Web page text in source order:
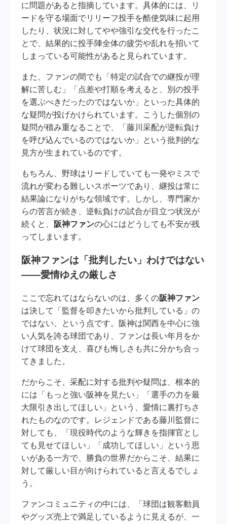
に問題があると指摘しています。具体的には、リ
ードを守る場面でリリーフ投手を酷使気味に起用
したり、状況に対してやや強引な交代を行ったこ
とで、結果的に投手陣全体の疲労や乱れを招いて
しまっている可能性があると見られています。
また、ファンの間でも「特定の試合での継投が理
解に苦しむ」「点差や打順を考えると、別の投手
を選ぶべきだったのではないか」といった具体的
な疑問が投げかけられています。こうした個別の
疑問が積み重なることで、「藤川采配が逆転負け
を呼び込んでいるのではないか」という批判的な
見方が生まれているのです。
もちろん、野球はリードしていても一発やミスで
流れが変わる難しいスポーツであり、継投は常に
結果論になりがちな領域です。しかし、専門家か
らの苦言が続き、逆転負けの試合が目立つ状況が
続くと、 阪神ファンの心にはどうしても不安が残
ってしまいます。
阪神ファンは「批判したい」わけではない
――愛情ゆえの厳しさ
ここで忘れてはならないのは、多くの阪神ファン
は決して「監督を叩きたいから批判している」の
ではない、という点です。阪神は関西を中心に強
い人気を誇る球団であり、ファンは長い年月をか
けて球団を支え、喜びも悔しさも共に分かち合っ
てきました。
だからこそ、采配に対する批判や疑問は、根本的
には「もっと強い阪神を見たい」「選手の力を最
大限引き出してほしい」という、愛情に裏打ちさ
れたものなのです。レジェンドである藤川監督に
対しても、「現役時代のような輝きを指揮官とし
ても見せてほしい」「成功してほしい」という思
いがある一方で、勝負の世界だからこそ、結果に
対して厳しい目が向けられていると言えるでしょ
う。
ファンコミュニティの中には、「球団は観客動員
やグッズ売上で満足しているように見えるが、一